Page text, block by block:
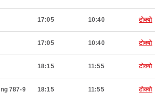
17:05 10:40 टोक्यो
17:05 10:40 टोक्यो
18:15 11:55 टोक्यो
787-9 18:15 11:55 टोक्यो